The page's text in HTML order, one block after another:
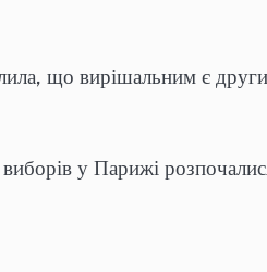
що вирішальним є
у Парижі